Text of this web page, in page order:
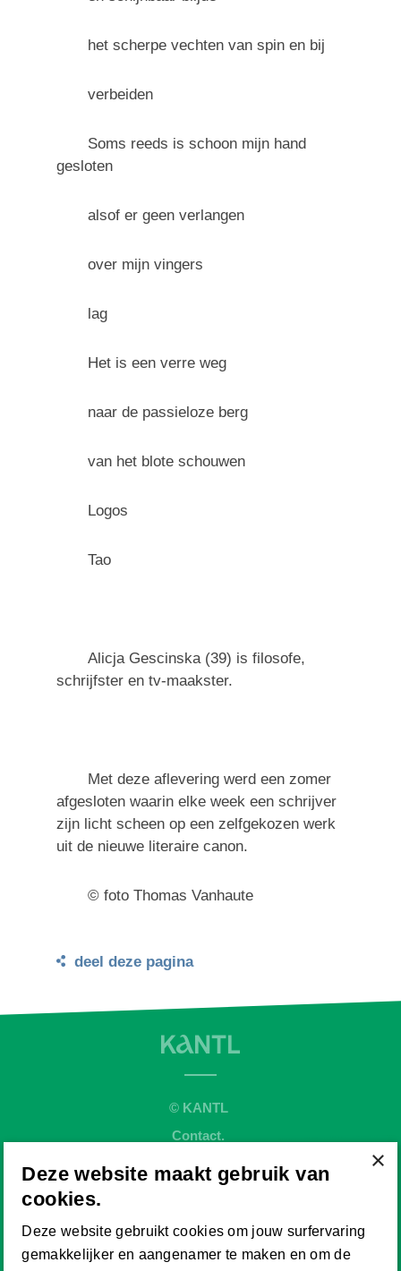
het scherpe vechten van spin en bij
verbeiden
Soms reeds is schoon mijn hand
gesloten
alsof er geen verlangen
over mijn vingers
lag
Het is een verre weg
naar de passieloze berg
van het blote schouwen
Logos
Tao
Alicja Gescinska (39) is filosofe,
schrijfster en tv-maakster.
Met deze aflevering werd een zomer
afgesloten waarin elke week een schrijver
zijn licht scheen op een zelfgekozen werk
uit de nieuwe literaire canon.
© foto Thomas Vanhaute
deel deze pagina
© KANTL
Contact.
Sitemap.
Cookiebeleid.
×
Deze website maakt gebruik van
cookies.
Deze website gebruikt cookies om jouw surfervaring
gemakkelijker en aangenamer te maken en om de